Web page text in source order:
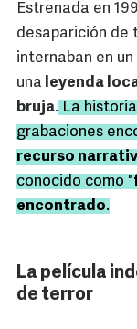
Estrenada en
desaparición de
internaban en
una leyenda
bruja. La
grabaciones
recurso
conocido como "
encontrado.
La película
de terror